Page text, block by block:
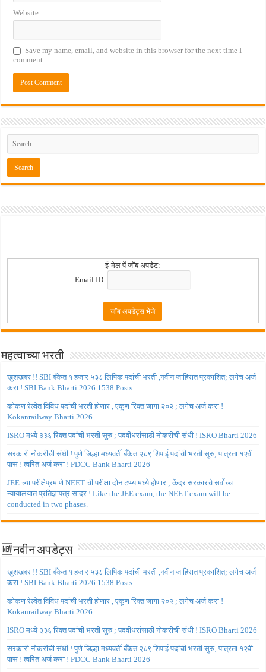
Website
Save my name, email, and website in this browser for the next time I
comment.
ई-मेल पें जॉब अपडेट:
Email ID :
महत्वाच्या भरती
खुशखबर !! SBI बँकेत १ हजार ५३८ लिपिक पदांची भरती ,नवीन जाहिरात प्रकाशित; लगेच अर्ज
करा ! SBI Bank Bharti 2026 1538 Posts
कोकण रेल्वेत विविध पदांची भरती होणार , एकूण रिक्त जागा २०२ ; लगेच अर्ज करा !
Kokanrailway Bharti 2026
ISRO मध्ये ३३६ रिक्त पदांची भरती सुरु ; पदवीधरांसाठी नोकरीची संधी ! ISRO Bharti 2026
सरकारी नोकरीची संधी ! पुणे जिल्हा मध्यवर्ती बँकेत २८९ शिपाई पदांची भरती सुरु; पात्रता १२वी
पास ! त्वरित अर्ज करा ! PDCC Bank Bharti 2026
JEE च्या परीक्षेप्रमाणे NEET ची परीक्षा दोन टप्प्यामध्ये होणार ; केंद्र सरकारचे सर्वोच्च
न्यायालयात प्रतिज्ञापत्र सादर ! Like the JEE exam, the NEET exam will be
conducted in two phases.
🆕नवीन अपडेट्स
खुशखबर !! SBI बँकेत १ हजार ५३८ लिपिक पदांची भरती ,नवीन जाहिरात प्रकाशित; लगेच अर्ज
करा ! SBI Bank Bharti 2026 1538 Posts
कोकण रेल्वेत विविध पदांची भरती होणार , एकूण रिक्त जागा २०२ ; लगेच अर्ज करा !
Kokanrailway Bharti 2026
ISRO मध्ये ३३६ रिक्त पदांची भरती सुरु ; पदवीधरांसाठी नोकरीची संधी ! ISRO Bharti 2026
सरकारी नोकरीची संधी ! पुणे जिल्हा मध्यवर्ती बँकेत २८९ शिपाई पदांची भरती सुरु; पात्रता १२वी
पास ! त्वरित अर्ज करा ! PDCC Bank Bharti 2026